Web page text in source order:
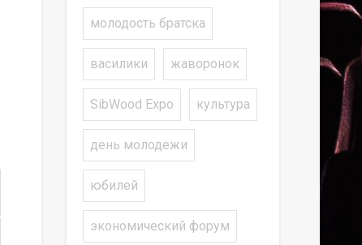
молодость братска
василики жаворонок
SibWood Expo культура
день молодежи
юбилей
экономический форум